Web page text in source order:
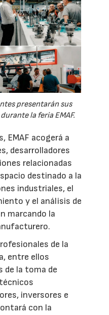
presentarán sus
la feria EMAF.
EMAF acogerá a
desarrolladores
relacionadas
destinado a la
industriales, el
y el análisis de
marcando la
de la
entre ellos
de la toma de
inversores e
con la